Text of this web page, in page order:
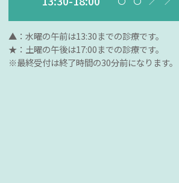
▲：水曜の午前は13:30までの診療です。
★：土曜の午後は17:00までの診療です。
※最終受付は終了時間の30分前になります。